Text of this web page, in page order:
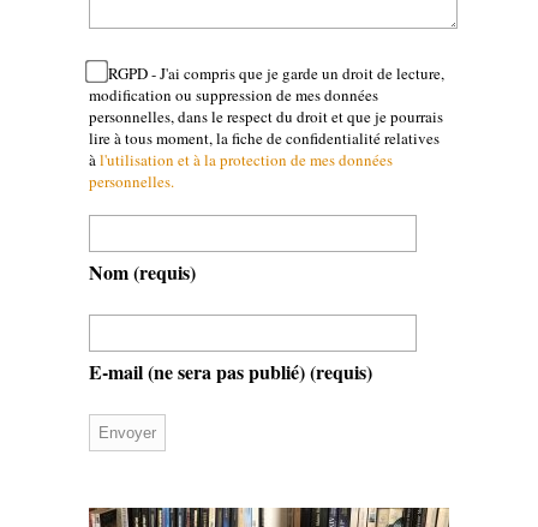
RGPD - J'ai compris que je garde un droit de lecture,
modification ou suppression de mes données
personnelles, dans le respect du droit et que je pourrais
lire à tous moment, la fiche de confidentialité relatives
àl'utilisation et à la protection de mes données
personnelles.
Nom(requis)
E-mail (ne sera pas publié)(requis)